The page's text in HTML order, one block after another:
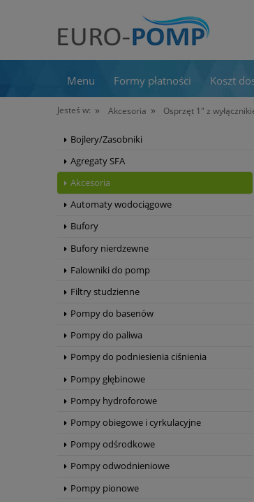
Menu Formy płatności Koszt
Jesteś w: » Akcesoria » Osprzęt 1" z
Bojlery/Zasobniki
Agregaty SFA
Akcesoria
Automaty wodociągowe
Bufory
Bufory nierdzewne
Falowniki do pomp
Filtry studzienne
Pompy do basenów
Pompy do paliwa
Pompy do podniesienia ciśnienia
Pompy głębinowe
Pompy hydroforowe
Pompy obiegowe i cyrkulacyjne
Pompy odśrodkowe
Pompy odwodnieniowe
Pompy pionowe